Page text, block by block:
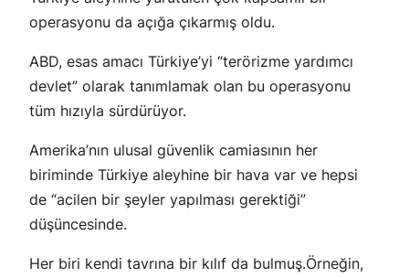
operasyonu da açığa çıkarmış oldu.
ABD, esas amacı Türkiye’yi “terörizme yardımcı
devlet” olarak tanımlamak olan bu operasyonu
tüm hızıyla sürdürüyor.
Amerika’nın ulusal güvenlik camiasının her
biriminde Türkiye aleyhine bir hava var ve hepsi
de “acilen bir şeyler yapılması gerektiği”
düşüncesinde.
Her biri kendi tavrına bir kılıf da bulmuş.Örneğin,